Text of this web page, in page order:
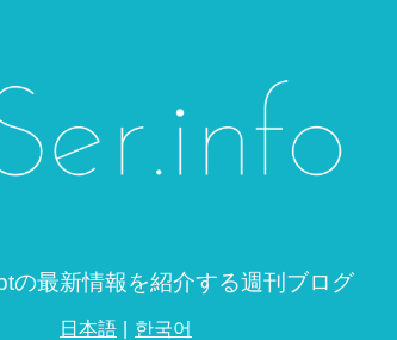
の最新情報を紹介する週刊ブログ
日本語 한국어